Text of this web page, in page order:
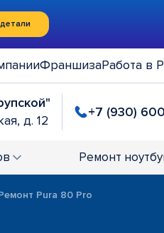
ФраншизаРабота в
д. 12
+7 (930)
Ремонт
Pura 80 Pro